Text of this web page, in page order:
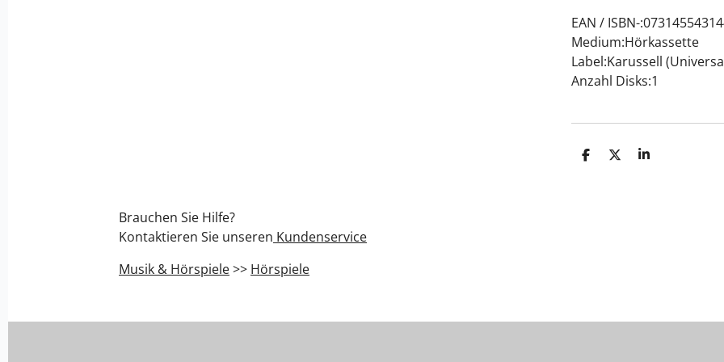
EAN / ISBN-
Medium:Hörkassette
Label:Karussell
Anzahl Disks:1
T
T
T
Brauchen Sie Hilfe?
Kontaktieren Sie unseren Kundenservice
Musik & Hörspiele>> Hörspiele